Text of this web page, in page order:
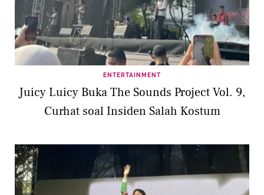
ENTERTAINMENT
Juicy Luicy Buka The Sounds Project Vol. 9,
Curhat soal Insiden Salah Kostum